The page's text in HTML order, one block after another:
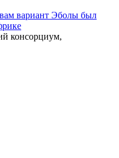
вариант Эболы был
консорциум,